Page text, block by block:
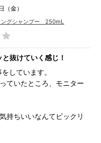
（金）
グシャンプー 250mL
抜けていく感じ！
しています。
ていたところ、モニター
持ちいいなんてビックリ